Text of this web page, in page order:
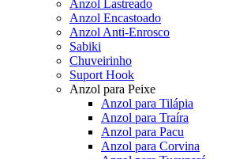
Anzol Lastreado
Anzol Encastoado
Anzol Anti-Enrosco
Sabiki
Chuveirinho
Suport Hook
Anzol para Peixe
Anzol para Tilápia
Anzol para Traíra
Anzol para Pacu
Anzol para Corvina